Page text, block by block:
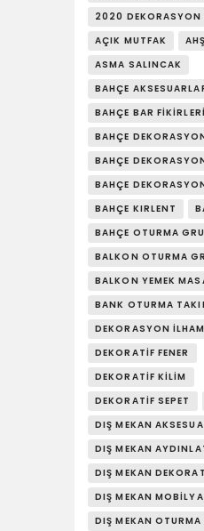
2020 DEKORASYON
AÇIK MUTFAK
ASMA SALINCAK
BAHÇE
BAHÇE BAR FIKIRLERI
BAHÇE
BAHÇE
BAHÇE
BAHÇE KIRLENT
BAHÇE OTURMA
BALKON OTURMA
BALKON YEMEK
BANK OTURMA
DEKORASYON İLHAM
DEKORATIF FENER
DEKORATIF KILIM
DEKORATIF SEPET
DIŞ MEKAN
DIŞ MEKAN
DIŞ MEKAN
DIŞ MEKAN
DIŞ MEKAN OTURMA